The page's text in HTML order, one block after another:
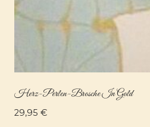
Herz-Perlen-Brosche In Gold
29,95 €